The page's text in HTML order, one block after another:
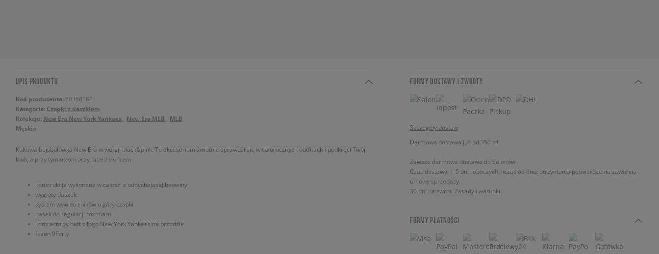
OPIS PRODUKTU
Kod producenta: 60358182
Kategoria: Czapki z daszkiem
Kolekcje: New Era New York Yankees New Era MLB
MLB
Męskie
Kultowa bejsbolówka New Era w wersji black&pink. To akcesorium świetnie sprawdzi się w całorocznych outfitach i podkręci Twój
look, a przy tym osłoni oczy przed słońcem.
konstrukcja wykonana w całości z oddychającej bawełny
wygięty daszek
system wywietrzników u góry czapki
pasek do regulacji rozmiaru
kontrastowy haft z logo New York Yankees na przodzie
fason 9Forty
FORMY DOSTAWY I ZWROTY
Szczegóły dostaw
Darmowa dostawa już od 350 zł!
Zawsze darmowa dostawa do Salonów
Czas dostawy: 1-5 dni roboczych, licząc od dnia otrzymania potwierdzenia zawarcia
umowy sprzedaży.
30 dni na zwrot. Zasady i warunki
FORMY PŁATNOŚCI